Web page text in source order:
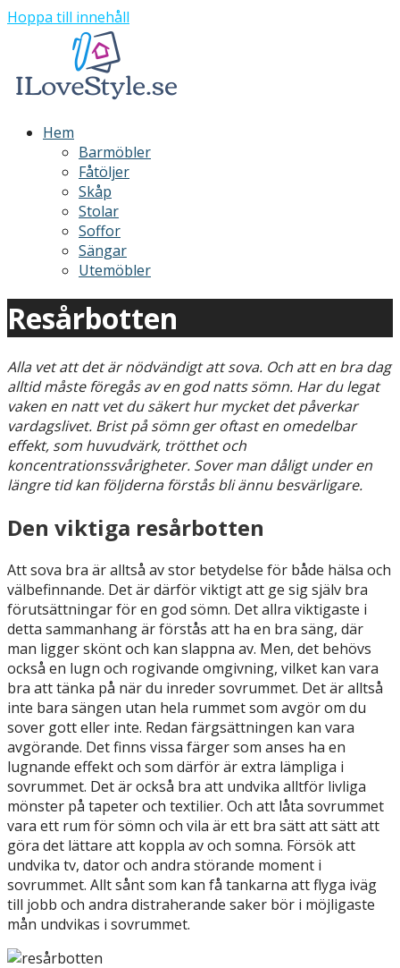
Hoppa till innehåll
Hem
Barmöbler
Fåtöljer
Skåp
Stolar
Soffor
Sängar
Utemöbler
Resårbotten
Alla vet att det är nödvändigt att sova. Och att en bra dag
alltid måste föregås av en god natts sömn. Har du legat
vaken en natt vet du säkert hur mycket det påverkar
vardagslivet. Brist på sömn ger oftast en omedelbar
effekt, som huvudvärk, trötthet och
koncentrationssvårigheter. Sover man dåligt under en
längre tid kan följderna förstås bli ännu besvärligare.
Den viktiga resårbotten
Att sova bra är alltså av stor betydelse för både hälsa och
välbefinnande. Det är därför viktigt att ge sig själv bra
förutsättningar för en god sömn. Det allra viktigaste i
detta sammanhang är förstås att ha en bra säng, där
man ligger skönt och kan slappna av. Men, det behövs
också en lugn och rogivande omgivning, vilket kan vara
bra att tänka på när du inreder sovrummet. Det är alltså
inte bara sängen utan hela rummet som avgör om du
sover gott eller inte. Redan färgsättningen kan vara
avgörande. Det finns vissa färger som anses ha en
lugnande effekt och som därför är extra lämpliga i
sovrummet. Det är också bra att undvika alltför livliga
mönster på tapeter och textilier. Och att låta sovrummet
vara ett rum för sömn och vila är ett bra sätt att sätt att
göra det lättare att koppla av och somna. Försök att
undvika tv, dator och andra störande moment i
sovrummet. Allt sånt som kan få tankarna att flyga iväg
till jobb och andra distraherande saker bör i möjligaste
mån undvikas i sovrummet.